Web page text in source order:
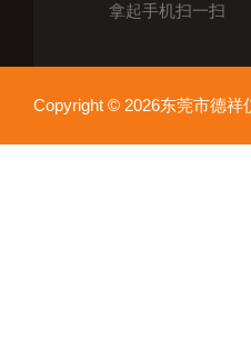
拿起手机扫一扫
Copyright © 2026东莞市德